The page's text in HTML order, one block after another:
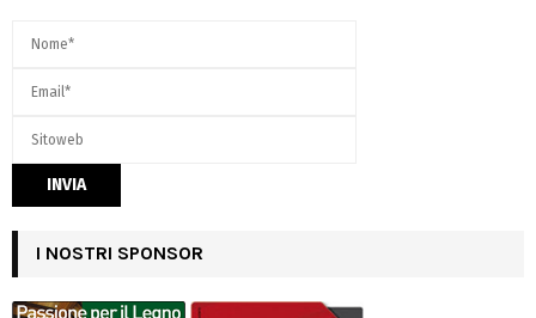
I NOSTRI SPONSOR